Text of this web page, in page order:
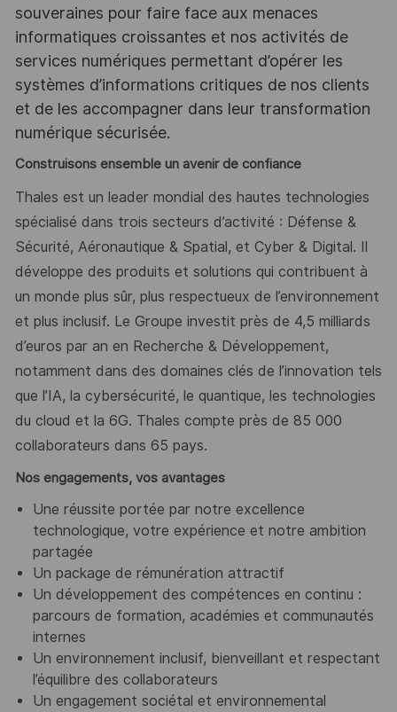
souveraines pour faire face aux menaces
informatiques croissantes et nos activités de
services numériques permettant d’opérer les
systèmes d’informations critiques de nos clients
et de les accompagner dans leur transformation
numérique sécurisée.
Construisons ensemble un avenir de confiance
Thales est un leader mondial des hautes technologies
spécialisé dans trois secteurs d’activité : Défense &
Sécurité, Aéronautique & Spatial, et Cyber & Digital. Il
développe des produits et solutions qui contribuent à
un monde plus sûr, plus respectueux de l’environnement
et plus inclusif. Le Groupe investit près de 4,5 milliards
d’euros par an en Recherche & Développement,
notamment dans des domaines clés de l’innovation tels
que l’IA, la cybersécurité, le quantique, les technologies
du cloud et la 6G. Thales compte près de 85 000
collaborateurs dans 65 pays. ​
Nos engagements, vos avantages
Une réussite portée par notre excellence
technologique, votre expérience et notre ambition
partagée
Un package de rémunération attractif
Un développement des compétences en continu :
parcours de formation, académies et communautés
internes
Un environnement inclusif, bienveillant et respectant
l’équilibre des collaborateurs
Un engagement sociétal et environnemental